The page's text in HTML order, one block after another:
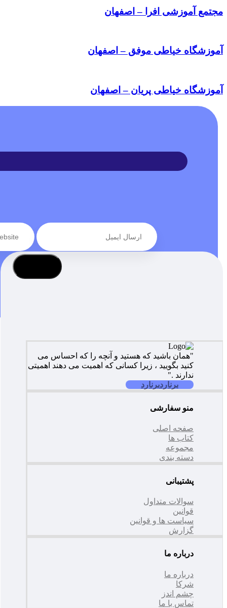
مجتمع آموزشی افرا – اصفهان
آموزشگاه خیاطی موفق – اصفهان
آموزشگاه خیاطی پریان – اصفهان
"همان باشید که هستید و آنچه را که احساس می
کنید بگویید ، زیرا کسانی که اهمیت می دهند اهمیتی
ندارند ."
برناردبرنارد
منو سفارشی
صفحه اصلی
کتاب ها
مجموعه
دسته بندی
پشتیبانی
سوالات متداول
قوانین
سیاست ها و قوانین
گزارش
درباره ما
درباره ما
شرکا
چشم اندز
تماس با ما